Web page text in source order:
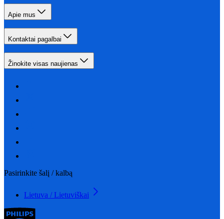
Apie mus
Kontaktai pagalbai
Žinokite visas naujienas
Pasirinkite šalį / kalbą
Lietuva / Lietuviškai